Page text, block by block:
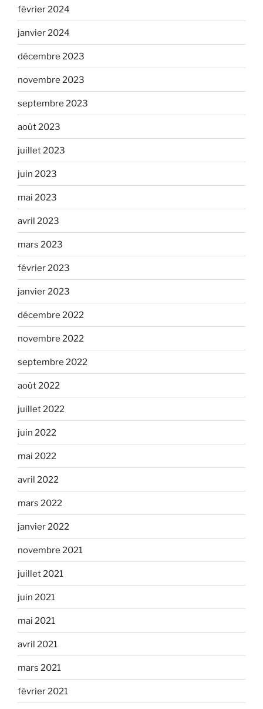
février 2024
janvier 2024
décembre 2023
novembre 2023
septembre 2023
août 2023
juillet 2023
juin 2023
mai 2023
avril 2023
mars 2023
février 2023
janvier 2023
décembre 2022
novembre 2022
septembre 2022
août 2022
juillet 2022
juin 2022
mai 2022
avril 2022
mars 2022
janvier 2022
novembre 2021
juillet 2021
juin 2021
mai 2021
avril 2021
mars 2021
février 2021